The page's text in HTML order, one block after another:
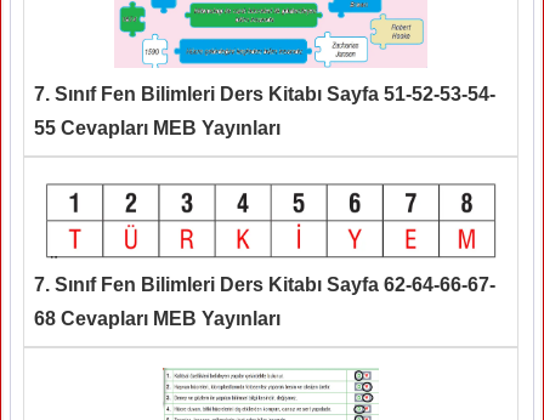
7. Sınıf Fen Bilimleri Ders Kitabı Sayfa 51-52-53-54-
55 Cevapları MEB Yayınları
7. Sınıf Fen Bilimleri Ders Kitabı Sayfa 62-64-66-67-
68 Cevapları MEB Yayınları